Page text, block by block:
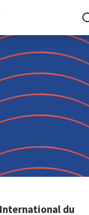
International du